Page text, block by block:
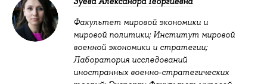
Факультет мировой экономики и
мировой политики; Институт мировой
военной экономики и стратегии;
Лаборатория исследований
иностранных военно-стратегических